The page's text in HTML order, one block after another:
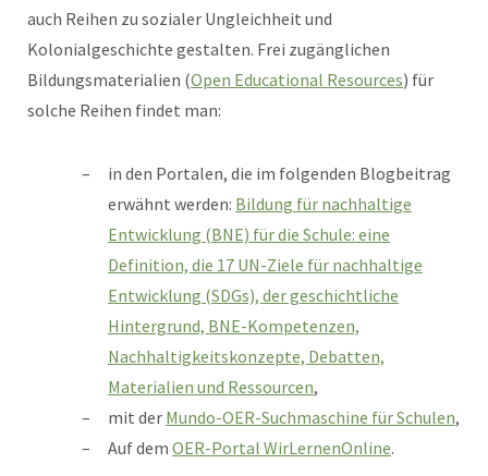
auch Reihen zu sozialer Ungleichheit und
Kolonialgeschichte gestalten. Frei zugänglichen
Bildungsmaterialien (Open Educational Resources) für
solche Reihen findet man:
in den Portalen, die im folgenden Blogbeitrag
erwähnt werden: Bildung für nachhaltige
Entwicklung (BNE) für die Schule: eine
Definition, die 17 UN-Ziele für nachhaltige
Entwicklung (SDGs), der geschichtliche
Hintergrund, BNE-Kompetenzen,
Nachhaltigkeitskonzepte, Debatten,
Materialien und Ressourcen,
mit der Mundo-OER-Suchmaschine für Schulen,
Auf dem OER-Portal WirLernenOnline.